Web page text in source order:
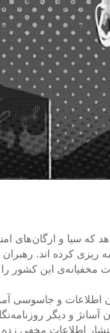
سیا و ارگان‌های
ریزی کرده ‌اند.
مخفیانه‌ی این
و جاسوسی
و دیگر
انتشار اطلاعات مخفی